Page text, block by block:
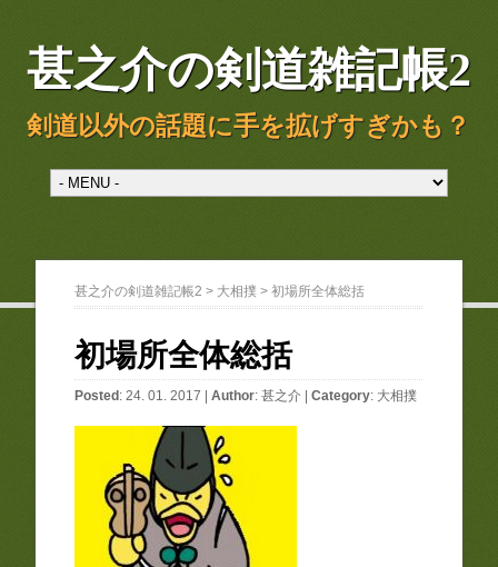
甚之介の剣道雑記帳2
剣道以外の話題に手を拡げすぎかも？
甚之介の剣道雑記帳2 > 大相撲 >初場所全体総括
初場所全体総括
Posted : 24. 01. 2017 |Author:甚之介 |Category: 大相撲